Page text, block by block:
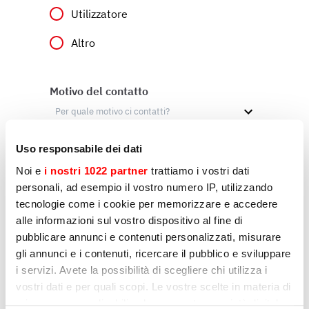
Uso responsabile dei dati
Noi e i nostri 1022 partner trattiamo i vostri dati
personali, ad esempio il vostro numero IP, utilizzando
tecnologie come i cookie per memorizzare e accedere
alle informazioni sul vostro dispositivo al fine di
pubblicare annunci e contenuti personalizzati, misurare
gli annunci e i contenuti, ricercare il pubblico e sviluppare
i servizi. Avete la possibilità di scegliere chi utilizza i
vostri dati e per quali scopi. Le vostre scelte in materia di
Utilizzatore
Altro
Motivo del contatto
Messaggio